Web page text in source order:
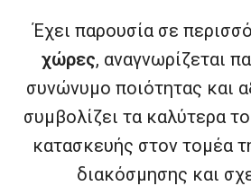
Έχει παρουσία σε
χώρες, αναγνωρίζεται
συνώνυμο ποιότητας και
συμβολίζει τα καλύτερα
κατασκευής στον τομέα
διακόσμησης και